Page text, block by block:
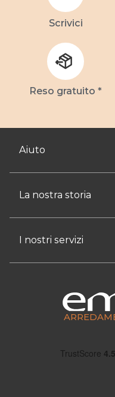
Scrivici
Reso gratuito *
Aiuto
La nostra storia
I nostri servizi